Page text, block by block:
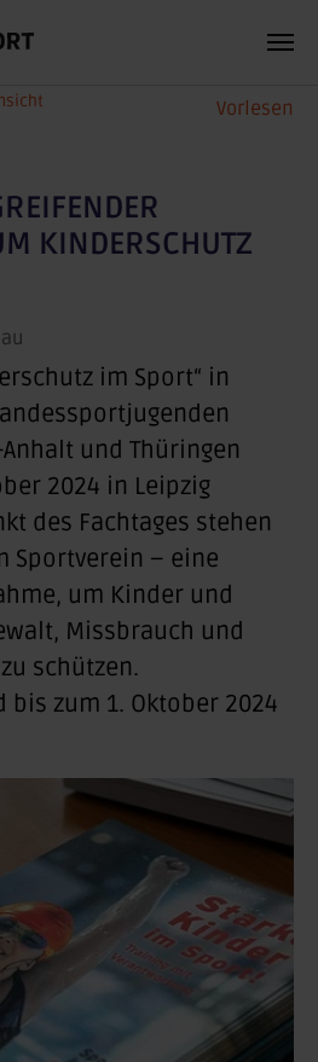
Vorlesen
KINDERSCHUTZ
im Sport“ in
und Thüringen
2024 in Leipzig
des Fachtages stehen
Sportverein – eine
um Kinder und
Missbrauch und
schützen.
bis zum 1. Oktober 2024